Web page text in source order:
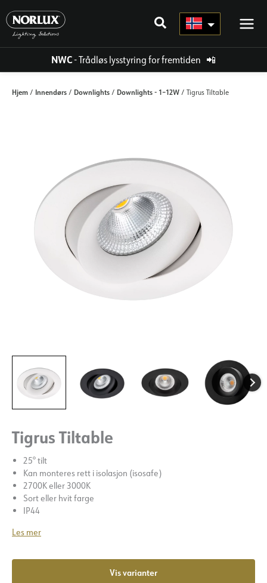
rett
innholdet
NWC- Trådløs lysstyring for fremtiden 📲
Hjem / Innendørs / Downlights / Downlights - 1–12W / Tigrus Tiltable
Tigrus Tiltable
25° tilt
Kan monteres rett i isolasjon (isosafe)
2700K eller 3000K
Sort eller hvit farge
IP44
Les mer
Vis varianter